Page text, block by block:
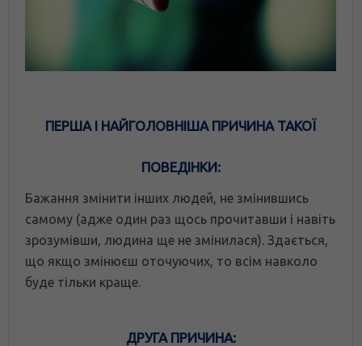
ПЕРША І НАЙГОЛОВНІША ПРИЧИНА ТАКОЇ
ПОВЕДІНКИ:
Бажання змінити інших людей, не змінившись
самому (адже один раз щось прочитавши і навіть
зрозумівши, людина ще не змінилася). Здається,
що якщо змінюєш оточуючих, то всім навколо
буде тільки краще.
ДРУГА ПРИЧИНА: